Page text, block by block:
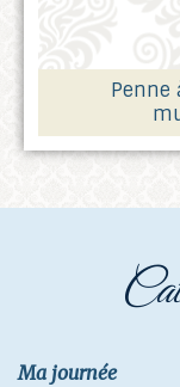
Penne
Ma journée